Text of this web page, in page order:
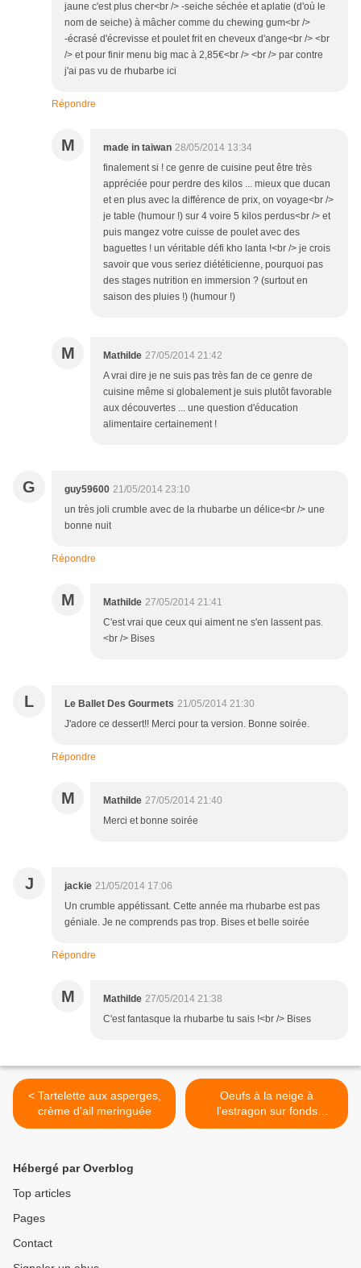
jaune c'est plus cher<br /> -seiche séchée et aplatie (d'où le
nom de seiche) à mâcher comme du chewing gum<br />
-écrasé d'écrevisse et poulet frit en cheveux d'ange<br /> <br
/> et pour finir menu big mac à 2,85€<br /> <br /> par contre
j'ai pas vu de rhubarbe ici
Répondre
M made in taiwan 28/05/2014 13:34
finalement si ! ce genre de cuisine peut être très
appréciée pour perdre des kilos ... mieux que ducan
et en plus avec la différence de prix, on voyage<br />
je table (humour !) sur 4 voire 5 kilos perdus<br /> et
puis mangez votre cuisse de poulet avec des
baguettes ! un véritable défi kho lanta !<br /> je crois
savoir que vous seriez diététicienne, pourquoi pas
des stages nutrition en immersion ? (surtout en
saison des pluies !) (humour !)
M Mathilde 27/05/2014 21:42
A vrai dire je ne suis pas très fan de ce genre de
cuisine même si globalement je suis plutôt favorable
aux découvertes ... une question d'éducation
alimentaire certainement !
G guy59600 21/05/2014 23:10
un très joli crumble avec de la rhubarbe un délice<br /> une
bonne nuit
Répondre
M Mathilde 27/05/2014 21:41
C'est vrai que ceux qui aiment ne s'en lassent pas.
<br /> Bises
L Le Ballet Des Gourmets 21/05/2014 21:30
J'adore ce dessert!! Merci pour ta version. Bonne soirée.
Répondre
M Mathilde 27/05/2014 21:40
Merci et bonne soirée
J jackie 21/05/2014 17:06
Un crumble appétissant. Cette année ma rhubarbe est pas
géniale. Je ne comprends pas trop. Bises et belle soirée
Répondre
M Mathilde 27/05/2014 21:38
C'est fantasque la rhubarbe tu sais !<br /> Bises
< Tartelette aux asperges,
crème d'ail meringuée
Oeufs à la neige à
l'estragon sur fonds
d'artichauts >
Hébergé par Overblog
Top articles
Pages
Contact